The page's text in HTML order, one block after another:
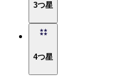
3つ星
4つ星